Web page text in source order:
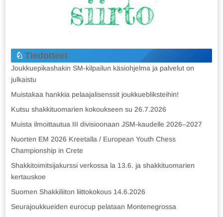
Tiedotteet
Joukkuepikashakin SM-kilpailun käsiohjelma ja palvelut on
julkaistu
Muistakaa hankkia pelaajalisenssit joukkuebliksteihin!
Kutsu shakkituomarien kokoukseen su 26.7.2026
Muista ilmoittautua III divisioonaan JSM-kaudelle 2026–2027
Nuorten EM 2026 Kreetalla / European Youth Chess
Championship in Crete
Shakkitoimitsijakurssi verkossa la 13.6. ja shakkituomarien
kertauskoe
Suomen Shakkiliiton liittokokous 14.6.2026
Seurajoukkueiden eurocup pelataan Montenegrossa